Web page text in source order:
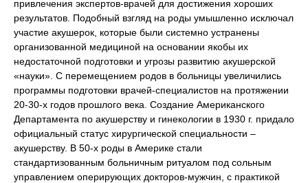
привлечения экспертов-врачей для достижения хороших
результатов. Подобный взгляд на роды умышленно исключал
участие акушерок, которые были системно устранены
организованной медициной на основании якобы их
недостаточной подготовки и угрозы развитию акушерской
«науки». С перемещением родов в больницы увеличились
программы подготовки врачей-специалистов на протяжении
20-30-х годов прошлого века. Создание Американского
Департамента по акушерству и гинекологии в 1930 г. придало
официальный статус хирургической специальности –
акушерству. В 50-х роды в Америке стали
стандартизованным больничным ритуалом под сольным
управлением оперирующих докторов-мужчин, с практикой